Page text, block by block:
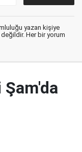
yazan kişiye
Her bir yorum